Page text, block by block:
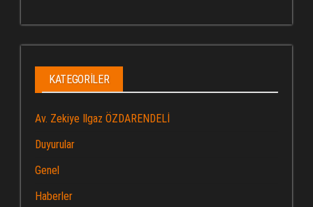
KATEGORILER
Av. Zekiye Ilgaz ÖZDARENDELİ
Duyurular
Genel
Haberler